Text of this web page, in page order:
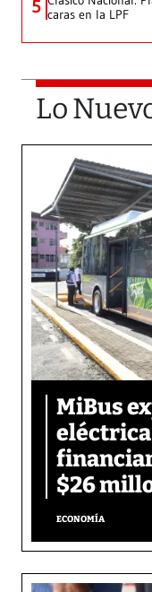
5 caras en la LPF
Lo
MiBus
eléctrica
$26
ECONOMÍA